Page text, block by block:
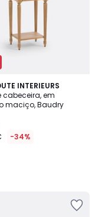
INTERIEURS
cabeceira, em
maciço, Baudry
-34%